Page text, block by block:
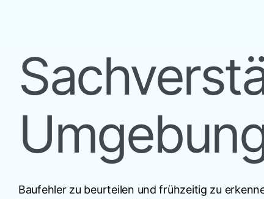
Baufehler zu beurteilen und frühzeitig zu